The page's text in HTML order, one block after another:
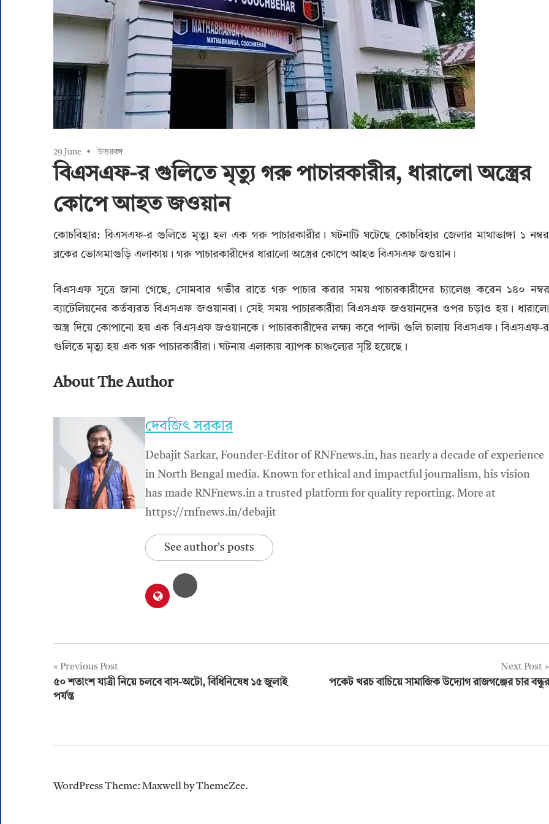
29 June উত্তরবঙ্গ
বিএসএফ-র গুলিতে মৃত্যু গরু পাচারকারীর, ধারালো অস্ত্রের
কোপে আহত জওয়ান
কোচবিহার: বিএসএফ-র গুলিতে মৃত্যু হল এক গরু পাচারকারীর। ঘটনাটি ঘটেছে কোচবিহার জেলার মাথাভাঙ্গা ১ নম্বর
ব্লকের ভোগ্রমাগুড়ি এলাকায়। গরু পাচারকারীদের ধারালো অস্ত্রের কোপে আহত বিএসএফ জওয়ান।
বিএসএফ সূত্রে জানা গেছে, সোমবার গভীর রাতে গরু পাচার করার সময় পাচারকারীদের চ্যালেঞ্জ করেন ১৪০ নম্বর
ব্যাটেলিয়নের কর্তব্যরত বিএসএফ জওয়ানরা। সেই সময় পাচারকারীরা বিএসএফ জওয়ানদের ওপর চড়াও হয়। ধারালো
অস্ত্র দিয়ে কোপানো হয় এক বিএসএফ জওয়ানকে। পাচারকারীদের লক্ষ্য করে পাল্টা গুলি চালায় বিএসএফ। বিএসএফ-র
গুলিতে মৃত্যু হয় এক গরু পাচারকারীরা। ঘটনায় এলাকায় ব্যাপক চাঞ্চল্যের সৃষ্টি হয়েছে।
About The Author
দেবজিৎ সরকার
Debajit Sarkar, Founder-Editor of RNFnews.in, has nearly a decade of experience
in North Bengal media. Known for ethical and impactful journalism, his vision
has made RNFnews.in a trusted platform for quality reporting. More at
https://rnfnews.in/debajit
See author's posts
Post
navigation
Previous Post
৫০ শতাংশ যাত্রী নিয়ে চলবে বাস-অটো, বিধিনিষেধ ১৫ জুলাই
পর্যন্ত
Next Post
পকেট খরচ বাচিয়ে সামাজিক উদ্যোগ রাজগঞ্জের চার বন্ধুর
WordPress Theme: Maxwell by ThemeZee.